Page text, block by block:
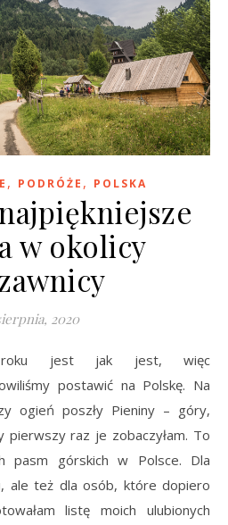
, PODRÓŻE , POLSKA
w okolicy
2020
jest jak jest, więc
postawić na Polskę. Na
ogień poszły Pieniny – góry,
pierwszy raz je zobaczyłam. To
pasm górskich w Polsce. Dla
ale też dla osób, które dopiero
listę moich ulubionych